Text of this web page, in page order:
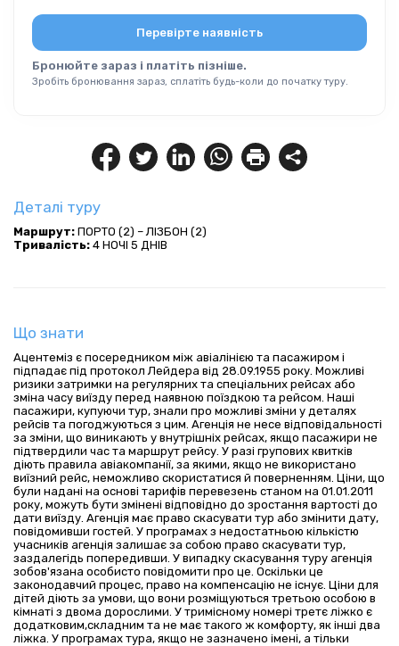
Деталі туру
Маршрут: ПОРТО (2) – ЛІЗБОН (2)
Тривалість: 4 НОЧІ 5 ДНІВ
Що знати
Ацентеміз є посередником між авіалінією та пасажиром і
підпадає під протокол Лейдера від 28.09.1955 року. Можливі
ризики затримки на регулярних та спеціальних рейсах або
зміна часу виїзду перед наявною поїздкою та рейсом. Наші
пасажири, купуючи тур, знали про можливі зміни у деталях
рейсів та погоджуються з цим. Агенція не несе відповідальності
за зміни, що виникають у внутрішніх рейсах, якщо пасажири не
підтвердили час та маршрут рейсу. У разі групових квитків
діють правила авіакомпанії, за якими, якщо не використано
виїзний рейс, неможливо скористатися й поверненням. Ціни, що
були надані на основі тарифів перевезень станом на 01.01.2011
року, можуть бути змінені відповідно до зростання вартості до
дати виїзду. Агенція має право скасувати тур або змінити дату,
повідомивши гостей. У програмах з недостатньою кількістю
учасників агенція залишає за собою право скасувати тур,
заздалегідь попередивши. У випадку скасування туру агенція
зобов'язана особисто повідомити про це. Оскільки це
законодавчий процес, право на компенсацію не існує. Ціни для
дітей діють за умови, що вони розміщуються третьою особою в
кімнаті з двома дорослими. У тримісному номері третє ліжко є
додатковим,складним та не має такого ж комфорту, як інші два
ліжка. У програмах тура, якщо не зазначено імені, а тільки
Перевірте наявність
Бронюйте зараз і платіть пізніше.
Зробіть бронювання зараз, сплатіть будь-коли до початку туру.